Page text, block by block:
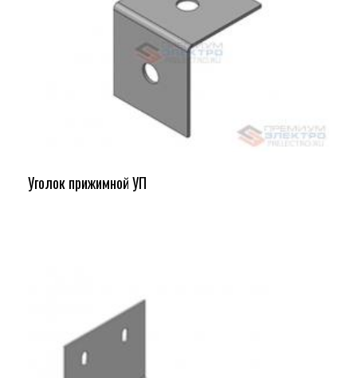
Уголок прижимной УП